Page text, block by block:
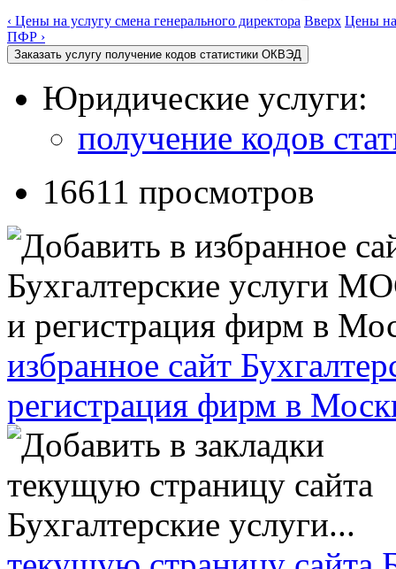
‹ Цены на услугу смена генерального директора Вверх Цены
ПФР ›
Юридические услуги:
получение кодов
16611 просмотров
избранное сайт
регистрация фирм в